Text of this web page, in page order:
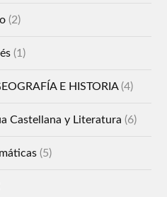
(2)
(1)
E HISTORIA(4)
Castellana y Literatura (6)
(5)